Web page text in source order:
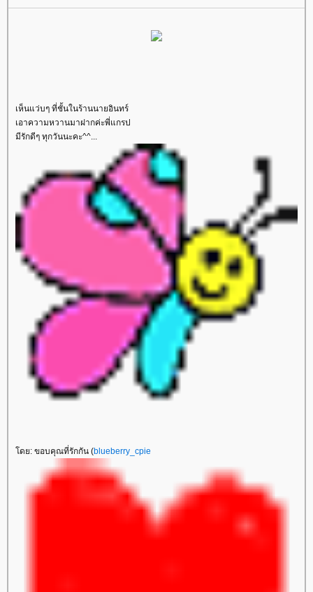
เห็นแว่บๆ ที่ชั้นในร้านนายอินทร์
เอาความหวานมาฝากค่ะพี่แกรป
มีรักดีๆ ทุกวันนะคะ^^...
ดย: ขอบคุณที่รักกัน (blueberry_cpie